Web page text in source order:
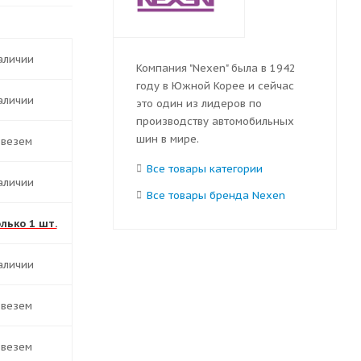
1 шт.
Компания "Nexen" была в 1942
году в Южной Корее и сейчас
это один из лидеров по
производству автомобильных
шин в мире.
Все товары категории
Все товары бренда Nexen